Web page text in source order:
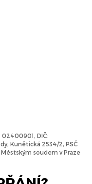
02400901, DIČ:
Kunětická 2534/2, PSČ
soudem v Praze